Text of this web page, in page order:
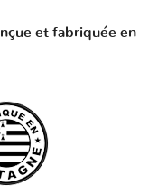
et fabriquée en